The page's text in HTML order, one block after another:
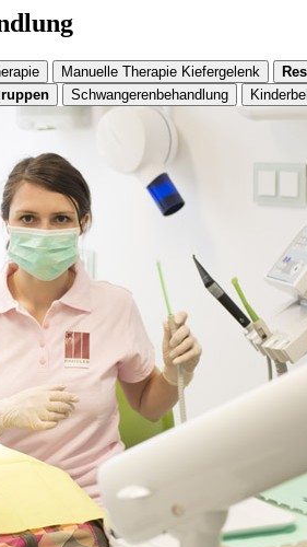
Manuelle Therapie Kiefergelenk
Schwangerenbehandlung